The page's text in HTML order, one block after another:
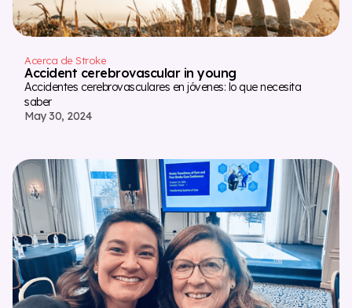
Acerca de Stroke
Accident cerebrovascular in young
Accidentes cerebrovasculares en jóvenes: lo que necesita
saber
May 30, 2024